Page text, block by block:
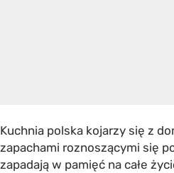
Kuchnia polska kojarzy się z
zapachami roznoszącymi się
zapadają w pamięć na całe